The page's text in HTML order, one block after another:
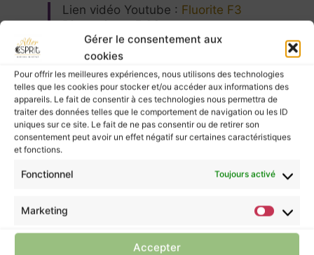
Gérer le consentement aux
cookies
Pour offrir les meilleures expériences, nous utilisons des technologies
telles que les cookies pour stocker et/ou accéder aux informations des
appareils. Le fait de consentir à ces technologies nous permettra de
traiter des données telles que le comportement de navigation ou les ID
uniques sur ce site. Le fait de ne pas consentir ou de retirer son
consentement peut avoir un effet négatif sur certaines caractéristiques
et fonctions.
Fonctionnel Toujours activé
Marketing
Accepter
Lien vidéo Youtube : Fluorite F3
Dimensions: 5,33 cm
Poids : 27,3 g
Les pierres murmurent leurs énergies à ceux
qui les écoutent, mais elles ne possèdent pas
le pouvoir de guérir.
Pour prendre soin de vous, ne négligez pas la
consultation d’un professionnel de santé.